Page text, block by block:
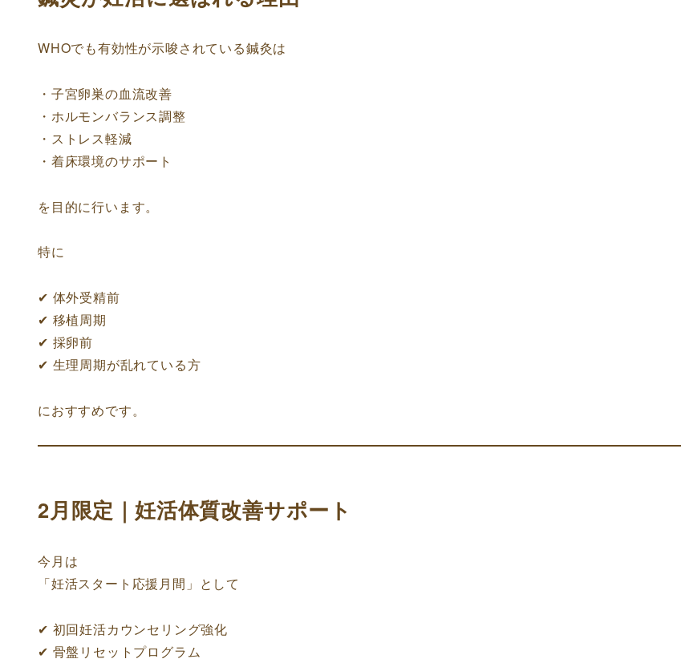
WHOでも有効性が示唆されている鍼灸は
・子宮卵巣の血流改善
・ホルモンバランス調整
・ストレス軽減
・着床環境のサポート
を目的に行います。
特に
✔ 体外受精前
✔ 移植周期
✔ 採卵前
✔ 生理周期が乱れている方
におすすめです。
2月限定｜妊活体質改善サポート
今月は
「妊活スタート応援月間」として
✔ 初回妊活カウンセリング強化
✔ 骨盤リセットプログラム